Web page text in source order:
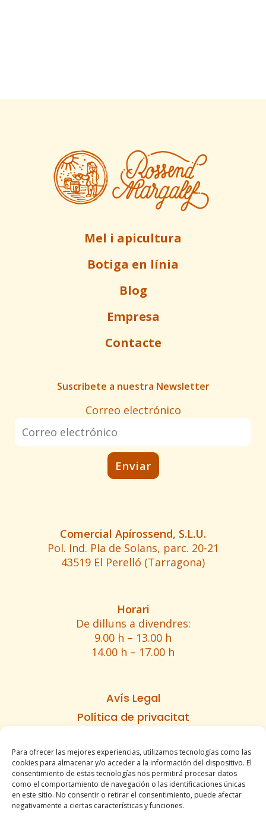
Para ofrecer las mejores experiencias, utilizamos tecnologías como las
cookies para almacenar y/o acceder a la información del dispositivo. El
consentimiento de estas tecnologías nos permitirá procesar datos
como el comportamiento de navegación o las identificaciones únicas
en este sitio. No consentir o retirar el consentimiento, puede afectar
negativamente a ciertas características y funciones.
Mel i apicultura
Botiga en línia
Blog
Empresa
Contacte
Suscríbete a nuestra Newsletter
Correo electrónico
Comercial Apírossend, S.L.U.
Pol. Ind. Pla de Solans, parc. 20-21
43519 El Perelló (Tarragona)
Horari
De dilluns a divendres:
9.00 h – 13.00 h
14.00 h – 17.00 h
Avís Legal
Política de privacitat
Informe d’accesibilitat
Condicions de venda
Mapa del lloc